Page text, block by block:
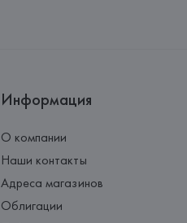
Информация
О компании
Наши контакты
Адреса магазинов
Облигации